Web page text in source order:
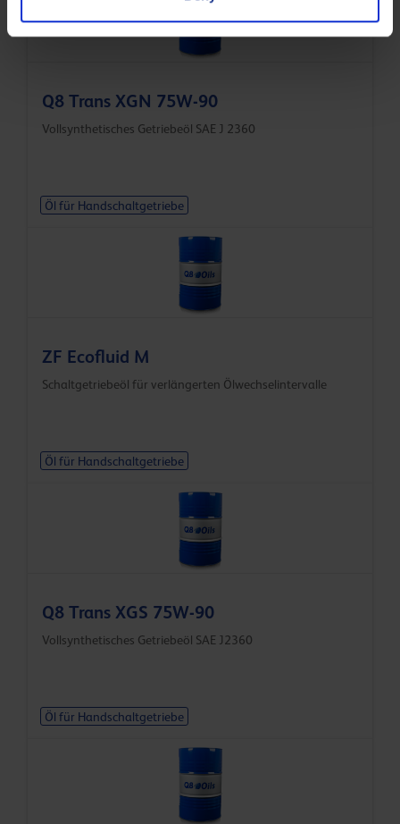
Q8 Trans XGN 75W-90
Vollsynthetisches Getriebeöl SAE J 2360
Öl für Handschaltgetriebe
ZF Ecofluid M
Schaltgetriebeöl für verlängerten Ölwechselintervalle
Öl für Handschaltgetriebe
Q8 Trans XGS 75W-90
Vollsynthetisches Getriebeöl SAE J2360
Öl für Handschaltgetriebe